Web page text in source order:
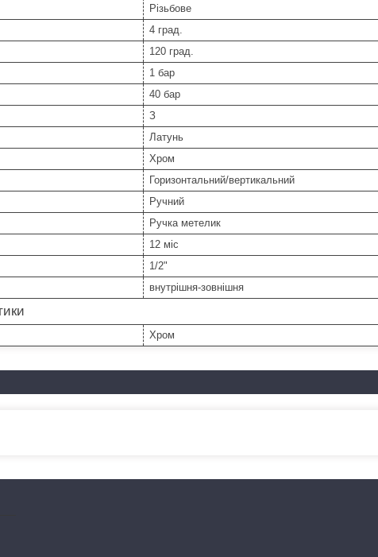
Різьбове
4 град.
120 град.
1 бар
40 бар
З
Латунь
Хром
Горизонтальний/вертикальний
Ручний
Ручка метелик
12 міс
1/2"
внутрішня-зовнішня
Хром